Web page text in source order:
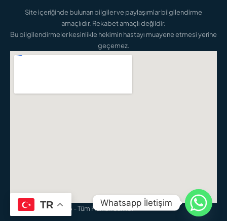
Site içeriğinde bulunan bilgiler ve paylaşımlar bilgilendirme
amaçlıdır. Rekabet amaçlı değildir.
Bu bilgilendirmeler kesinlikle hekimin hastayı muayene etmesi yerine
geçemez.
Elnaz Yıldız - © 2026 - Tüm Hakları Saklıdır
TR Whatsapp İletişim